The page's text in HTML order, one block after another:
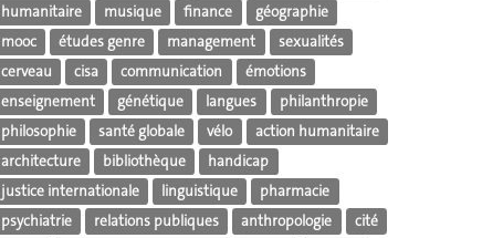
humanitaire
musique finance
géographie
mooc
études genre management
sexualités
cerveau
cisa communication
émotions
enseignement
génétique langues
philanthropie
philosophie
santé globale vélo
action humanitaire
architecture
bibliothèque
handicap
justice internationale
linguistique
pharmacie
psychiatrie
relations publiques anthropologie
cité